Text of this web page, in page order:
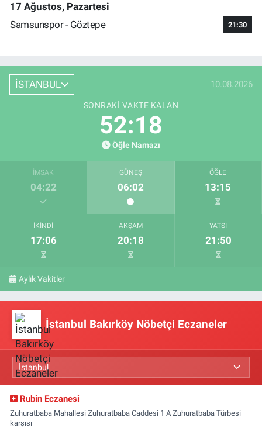
17 Ağustos, Pazartesi
Samsunspor - Göztepe
21:30
İSTANBUL 10.08.2026
SONRAKI VAKTE KALAN
52:17
Öğle Namazı
İMSAK
04:22
GÜNEŞ
06:02
ÖĞLE
13:15
İKINDI
17:06
AKŞAM
20:18
YATSI
21:50
Aylık Vakitler
İstanbul Bakırköy Nöbetçi Eczaneler
Rubin Eczanesi
Zuhuratbaba Mahallesi Zuhuratbaba Caddesi 1 A Zuhuratbaba Türbesi
karşısı